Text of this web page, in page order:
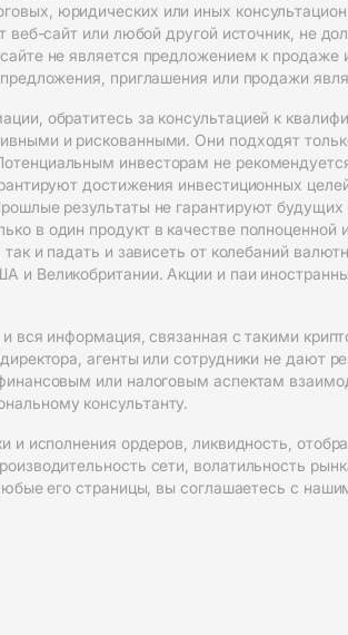
юридических или иных
сайт или любой другой источник, не
не является предложением к продаже
приглашения или продажи
обратитесь за консультацией к
и рискованными. Они подходят
инвесторам не
достижения инвестиционных
результаты не гарантируют
в один продукт в качестве
и падать и зависеть от колебаний
и Великобритании. Акции и паи
вся информация, связанная с такими
агенты или сотрудники не дают
или налоговым аспектам
консультанту.
и исполнения ордеров, ликвидность,
сети, волатильность
его страницы, вы соглашаетесь с